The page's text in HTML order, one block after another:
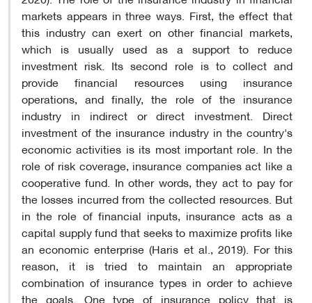
markets appears in three ways. First, the effect that
this industry can exert on other financial markets,
which is usually used as a support to reduce
investment risk. Its second role is to collect and
provide financial resources using insurance
operations, and finally, the role of the insurance
industry in indirect or direct investment. Direct
investment of the insurance industry in the country's
economic activities is its most important role. In the
role of risk coverage, insurance companies act like a
cooperative fund. In other words, they act to pay for
the losses incurred from the collected resources. But
in the role of financial inputs, insurance acts as a
capital supply fund that seeks to maximize profits like
an economic enterprise (Haris et al., 2019). For this
reason, it is tried to maintain an appropriate
combination of insurance types in order to achieve
the goals. One type of insurance policy that is